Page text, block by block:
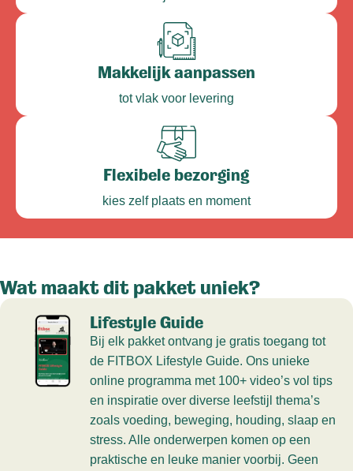
Makkelijk aanpassen
tot vlak voor levering
Flexibele bezorging
kies zelf plaats en moment
Wat maakt dit pakket uniek?
Lifestyle Guide
Bij elk pakket ontvang je gratis toegang tot
de FITBOX Lifestyle Guide. Ons unieke
online programma met 100+ video’s vol tips
en inspiratie over diverse leefstijl thema’s
zoals voeding, beweging, houding, slaap en
stress. Alle onderwerpen komen op een
praktische en leuke manier voorbij. Geen